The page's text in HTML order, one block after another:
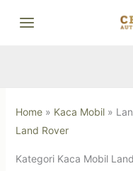
Home» Kaca Mobil»
Land Rover
Kategori Kaca Mobil